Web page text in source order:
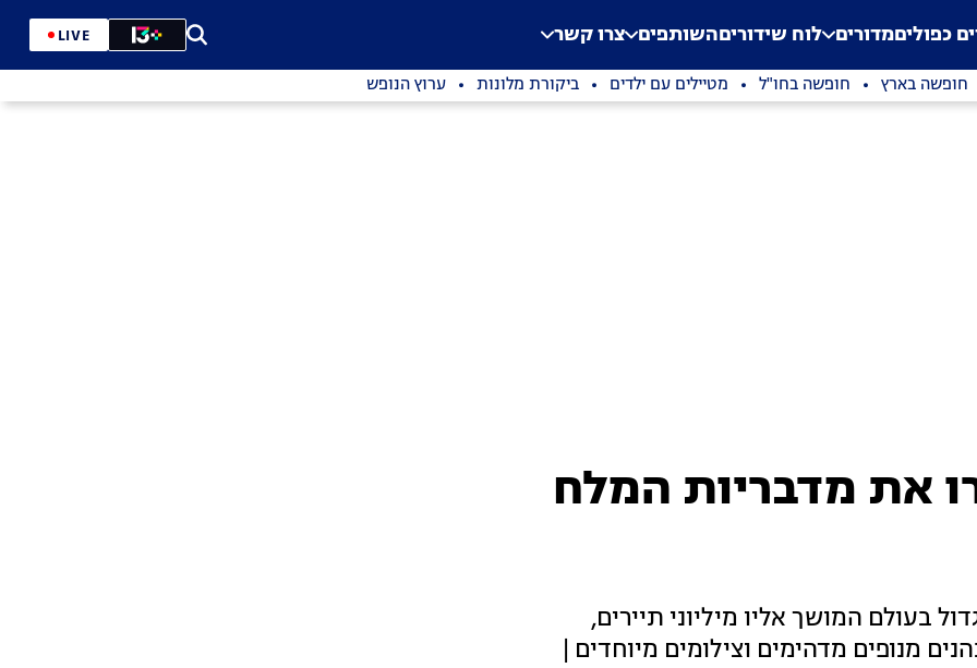
Application error: a
. כפוליםמדורים לוח שידוריםהשותפים צרו קשר LIVE
חופשה בארץ חופשה בחו"ל מטיילים עם ילדים ביקורת מלונות ערוץ הנופש
את מדבריות המלח
בעולם המושך אליו מיליוני תיירים,
מנופים מדהימים וצילומים מיוחדים |